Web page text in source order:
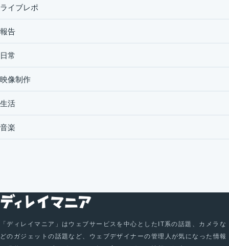
ライブレポ
報告
日常
映像制作
生活
音楽
「ディレイマニア」はウェブサービスを中心としたIT系の話題、カメラな
どのガジェットの話題など、ウェブデザイナーの管理人が気になった情報